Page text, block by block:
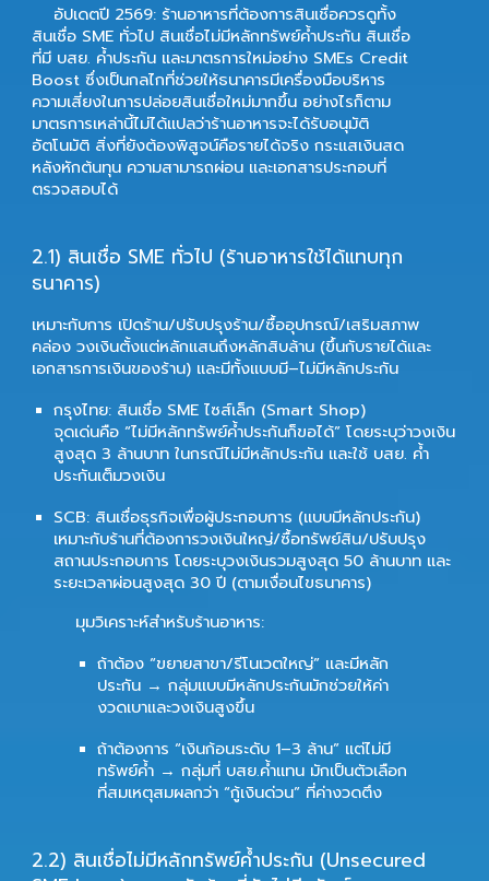
อัปเดตปี 2569: ร้านอาหารที่ต้องการสินเชื่อควรดูทั้ง
สินเชื่อ SME ทั่วไป สินเชื่อไม่มีหลักทรัพย์ค้ำประกัน สินเชื่อ
ที่มี บสย. ค้ำประกัน และมาตรการใหม่อย่าง SMEs Credit
Boost ซึ่งเป็นกลไกที่ช่วยให้ธนาคารมีเครื่องมือบริหาร
ความเสี่ยงในการปล่อยสินเชื่อใหม่มากขึ้น อย่างไรก็ตาม
มาตรการเหล่านี้ไม่ได้แปลว่าร้านอาหารจะได้รับอนุมัติ
อัตโนมัติ สิ่งที่ยังต้องพิสูจน์คือรายได้จริง กระแสเงินสด
หลังหักต้นทุน ความสามารถผ่อน และเอกสารประกอบที่
ตรวจสอบได้
2.1) สินเชื่อ SME ทั่วไป (ร้านอาหารใช้ได้แทบทุก
ธนาคาร)
เหมาะกับการ เปิดร้าน/ปรับปรุงร้าน/ซื้ออุปกรณ์/เสริมสภาพ
คล่อง วงเงินตั้งแต่หลักแสนถึงหลักสิบล้าน (ขึ้นกับรายได้และ
เอกสารการเงินของร้าน) และมีทั้งแบบมี–ไม่มีหลักประกัน
กรุงไทย: สินเชื่อ SME ไซส์เล็ก (Smart Shop)
จุดเด่นคือ “ไม่มีหลักทรัพย์ค้ำประกันก็ขอได้” โดยระบุว่าวงเงิน
สูงสุด3 ล้านบาท ในกรณีไม่มีหลักประกัน และใช้ บสย. ค้ำ
ประกันเต็มวงเงิน
SCB: สินเชื่อธุรกิจเพื่อผู้ประกอบการ (แบบมีหลักประกัน)
เหมาะกับร้านที่ต้องการวงเงินใหญ่/ซื้อทรัพย์สิน/ปรับปรุง
สถานประกอบการ โดยระบุวงเงินรวมสูงสุด50 ล้านบาท และ
ระยะเวลาผ่อนสูงสุด30 ปี (ตามเงื่อนไขธนาคาร)
มุมวิเคราะห์สำหรับร้านอาหาร:
ถ้าต้อง “ขยายสาขา/รีโนเวตใหญ่” และมีหลัก
ประกัน → กลุ่มแบบมีหลักประกันมักช่วยให้ค่า
งวดเบาและวงเงินสูงขึ้น
ถ้าต้องการ “เงินก้อนระดับ 1–3 ล้าน” แต่ไม่มี
ทรัพย์ค้ำ → กลุ่มที่ บสย.ค้ำแทน มักเป็นตัวเลือก
ที่สมเหตุสมผลกว่า “กู้เงินด่วน” ที่ค่างวดตึง
2.2) สินเชื่อไม่มีหลักทรัพย์ค้ำประกัน (Unsecured